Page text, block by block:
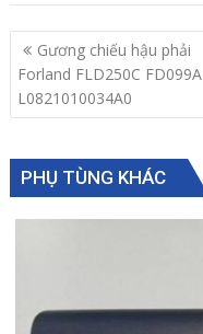
Post
navigation
Gương chiếu hậu phải
Forland FLD250C FD099A
L0821010034A0
PHỤ TÙNG KHÁC